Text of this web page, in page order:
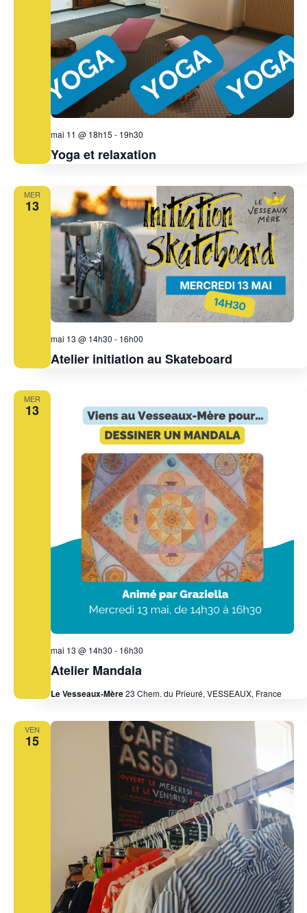
Yoga et relaxation
mai 11 @ 18h15 - 19h30
MER
13
Atelier initiation au Skateboard
mai 13 @ 14h30 - 16h00
MER
13
Atelier Mandala
mai 13 @ 14h30 - 16h30
Le Vesseaux-Mère23 Chem. du Prieuré, VESSEAUX, France
VEN
15